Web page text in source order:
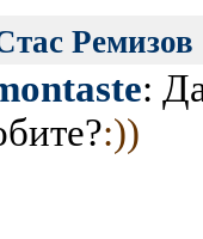
Ремизов
:
:))